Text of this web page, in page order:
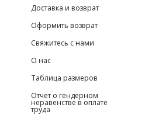
Доставка и возврат
Оформить возврат
Свяжитесь с нами
О нас
Таблица размеров
Отчет о гендерном
неравенстве в оплате
труда